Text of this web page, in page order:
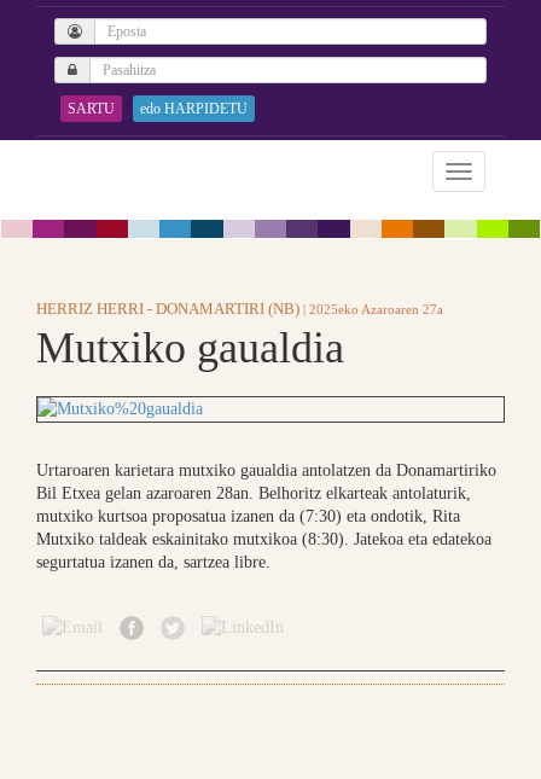
SARTU edo HARPIDETU
HERRIZ HERRI - DONAMARTIRI (NB) | 2025eko Azaroaren 27a
Mutxiko gaualdia
Urtaroaren karietara mutxiko gaualdia antolatzen da Donamartiriko
Bil Etxea gelan azaroaren 28an. Belhoritz elkarteak antolaturik,
mutxiko kurtsoa proposatua izanen da (7:30) eta ondotik, Rita
Mutxiko taldeak eskainitako mutxikoa (8:30). Jatekoa eta edatekoa
segurtatua izanen da, sartzea libre.